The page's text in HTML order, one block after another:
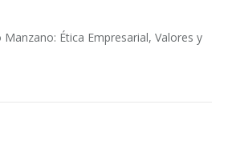
Manzano: Ética Empresarial, Valores y